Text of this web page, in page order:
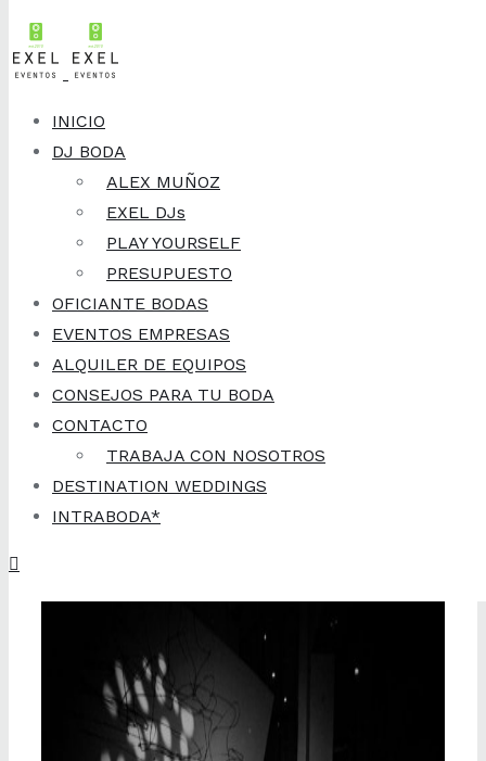
Skip to content
INICIO
DJ BODA
ALEX MUÑOZ
EXEL DJs
PLAY YOURSELF
PRESUPUESTO
OFICIANTE BODAS
EVENTOS EMPRESAS
ALQUILER DE EQUIPOS
CONSEJOS PARA TU BODA
CONTACTO
TRABAJA CON NOSOTROS
DESTINATION WEDDINGS
INTRABODA*